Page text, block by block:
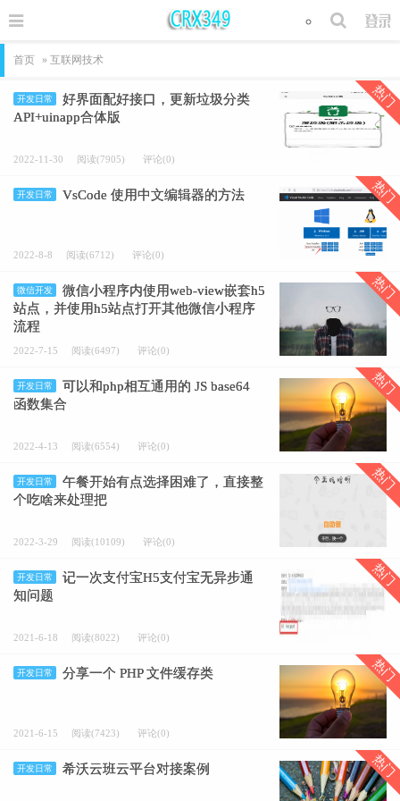
首页 » 互联网技术
开发日常
好界面配好接口，更新垃圾分类
API+uinapp合体版
2022-11-30 阅读(7905) 评论(0)
热门
开发日常 VsCode 使用中文编辑器的方法
2022-8-8 阅读(6712) 评论(0)
热门
微信开发
微信小程序内使用web-view嵌套h5
站点，并使用h5站点打开其他微信小程序
流程
2022-7-15 阅读(6497) 评论(0)
热门
开发日常
可以和php相互通用的 JS base64
函数集合
2022-4-13 阅读(6554) 评论(0)
热门
开发日常
午餐开始有点选择困难了，直接整
个吃啥来处理把
2022-3-29 阅读(10109) 评论(0)
热门
开发日常
记一次支付宝H5支付宝无异步通
知问题
2021-6-18 阅读(8022) 评论(0)
热门
开发日常 分享一个 PHP 文件缓存类
2021-6-15 阅读(7423) 评论(0)
热门
开发日常 希沃云班云平台对接案例 热门